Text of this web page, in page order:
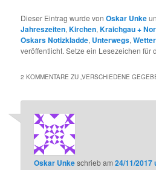
Dieser Eintrag wurde vonOskar Unke
Jahreszeiten,Kirchen,Kraichgau +
Oskars Notizkladde, Unterwegs,Wetter
veröffentlicht. Setze ein Lesezeichen für
2 KOMMENTARE ZU „VERSCHIEDENE
Oskar Unkeschriebam24/11/2017